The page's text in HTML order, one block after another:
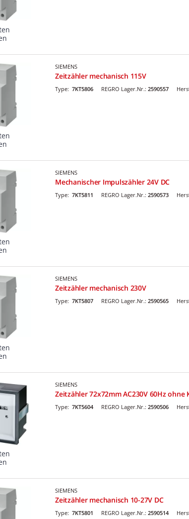
SIEMENS
Zeitzähler mechanisch 115V
REGRO Lager.Nr.: 2590557
Type: 7KT5806
SIEMENS
Mechanischer Impulszähler 24V DC
REGRO Lager.Nr.: 2590573
Type: 7KT5811
SIEMENS
Zeitzähler mechanisch 230V
REGRO Lager.Nr.: 2590565
Type: 7KT5807
SIEMENS
Zeitzähler 72x72mm AC230V 60Hz ohne
REGRO Lager.Nr.: 2590506
Type: 7KT5604
SIEMENS
Zeitzähler mechanisch 10-27V DC
REGRO Lager.Nr.: 2590514
Type: 7KT5801